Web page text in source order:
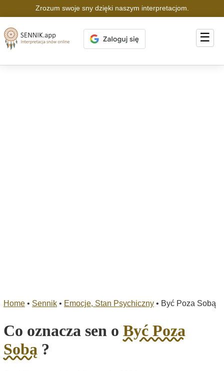
Zrozum swoje sny dzięki naszym interpretacjom.
☰
Home • Sennik • Emocje, Stan Psychiczny • Być Poza Sobą
Co oznacza sen o Być Poza
Sobą ?